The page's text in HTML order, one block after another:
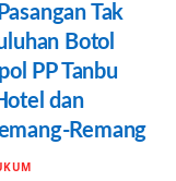
Tak
Botol
PP Tanbu
dan
Remang